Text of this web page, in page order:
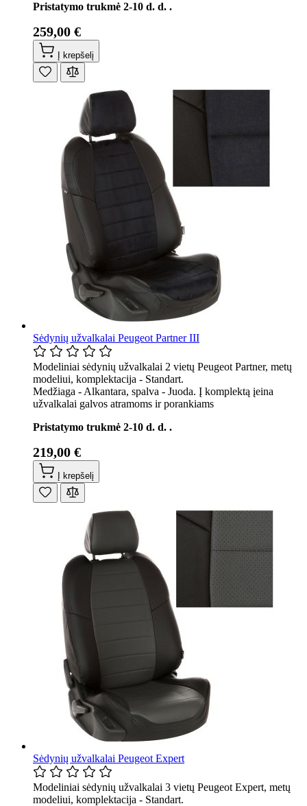
Pristatymo trukmė 2-10 d. d. .
259,00 €
Į krepšelį
Sėdynių užvalkalai Peugeot Partner III
Modeliniai sėdynių užvalkalai 2 vietų Peugeot Partner, metų
modeliui, komplektacija - Standart.
Medžiaga - Alkantara, spalva - Juoda. Į komplektą įeina
užvalkalai galvos atramoms ir porankiams
Pristatymo trukmė 2-10 d. d. .
219,00 €
Į krepšelį
Sėdynių užvalkalai Peugeot Expert
Modeliniai sėdynių užvalkalai 3 vietų Peugeot Expert, metų
modeliui, komplektacija - Standart.